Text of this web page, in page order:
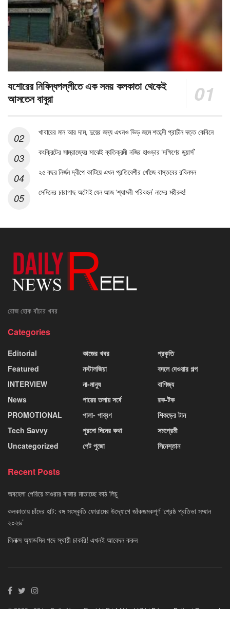
যশোরের নিষিদ্ধপল্লীতে এক সময় কলকাতা থেকেই
আসতেন বাবুরা
খাবারের মান আর দাম, দুয়ের জন্য এখনও ভিড় জমে শতাব্দী প্রাচীন দত্ত কেবিনে
কংক্রিটের সাম্রাজ্যের মাঝেই ব্যতিক্রমী নজির হাওড়ার ‘দক্ষিণের ডুয়ার্স’
২৫ বছর নির্জন দ্বীপে কাটিয়ে এখন প্রতিবেশীর খোঁজে বাস্তবের রবিনসন
সেদিনের চারাগাছ অটোই যেন আজ ‘শ্যামলী পরিবহন’ নামের মহীরুহ!
রোজ হোক বাঁচার খবর
Categories
Editorial
Featured
INTERVIEW
News
PROMOTIONAL
Tech Savvy
Uncategorized
কাজের খবর
নস্টালজিয়া
না-মানুষ
পায়ের তলায় সর্ষে
পালা- পাব্বণ
পুরনো দিনের কথা
পেট পুজো
প্রকৃতি
বদলে দেওয়ার গল্প
বাণিজ্য
রক-টক
শিকড়ের টান
সমপ্রেমী
সিনেস্তান
Recent Posts
অবহেলা পেরিয়ে মাগুরার বাজার মাতাচ্ছে কাঠ লিচু
কলকাতায় চাঁদের হাট: বঙ্গ সংস্কৃতি ফোরামের উদ্যোগে জাঁকজমকপূর্ণ ‘শ্রেষ্ঠ প্রতিভা সম্মান
২০২৬’
লিনাক্স অ্যাডমিন পদে স্থায়ী চাকরি! এখনই আবেদন করুন
© 2020 - 22 by Daily News Reel LLP | AAU - 4174 |Privacy Policy|Powered